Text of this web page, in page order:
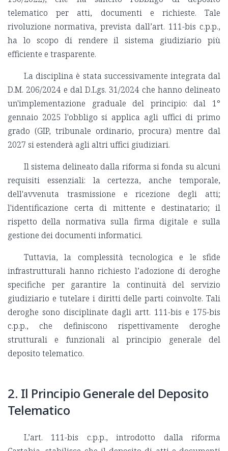
telematico per atti, documenti e richieste. Tale
rivoluzione normativa, prevista dall’art. 111-bis c.p.p.,
ha lo scopo di rendere il sistema giudiziario più
efficiente e trasparente.
La disciplina è stata successivamente integrata dal
D.M. 206/2024 e dal D.Lgs. 31/2024 che hanno delineato
un'implementazione graduale del principio: dal 1°
gennaio 2025 l'obbligo si applica agli uffici di primo
grado (GIP, tribunale ordinario, procura) mentre dal
2027 si estenderà agli altri uffici giudiziari.
Il sistema delineato dalla riforma si fonda su alcuni
requisiti essenziali: la certezza, anche temporale,
dell'avvenuta trasmissione e ricezione degli atti;
l'identificazione certa di mittente e destinatario; il
rispetto della normativa sulla firma digitale e sulla
gestione dei documenti informatici.
Tuttavia, la complessità tecnologica e le sfide
infrastrutturali hanno richiesto l’adozione di deroghe
specifiche per garantire la continuità del servizio
giudiziario e tutelare i diritti delle parti coinvolte. Tali
deroghe sono disciplinate dagli artt. 111-bis e 175-bis
c.p.p., che definiscono rispettivamente deroghe
strutturali e funzionali al principio generale del
deposito telematico.
2. Il Principio Generale del Deposito
Telematico
L’art. 111-bis c.p.p., introdotto dalla riforma